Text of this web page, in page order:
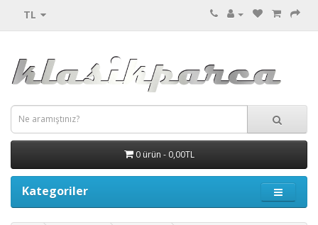
TL
0 ürün - 0,00TL
Kategoriler